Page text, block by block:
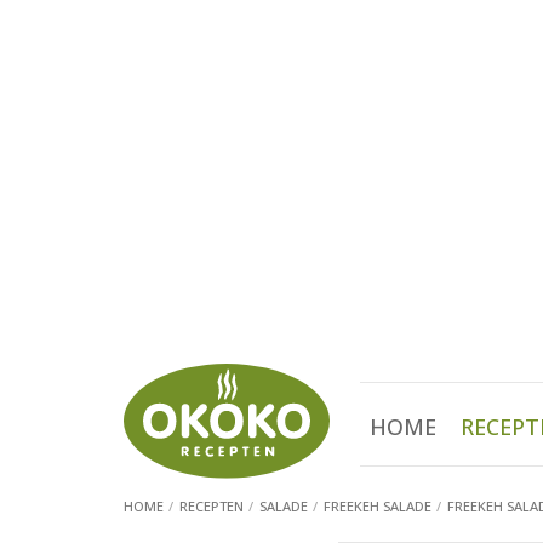
HOME
HOME RECEPTEN SALADE FREEKEH SALADE FREEKEH